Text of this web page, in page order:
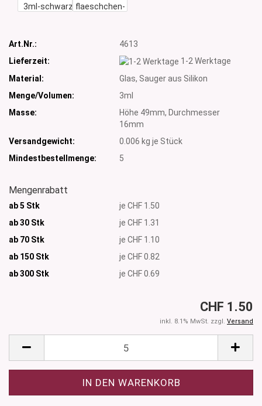
Art.Nr.:
4613
Lieferzeit:
1-2 Werktage
Material:
Glas, Sauger aus Silikon
Menge/Volumen:
3ml
Masse:
Höhe 49mm, Durchmesser
16mm
Versandgewicht:
0.006 kg je Stück
Mindestbestellmenge:
5
Mengenrabatt
ab 5 Stk
je CHF 1.50
ab 30 Stk
je CHF 1.31
ab 70 Stk
je CHF 1.10
ab 150 Stk
je CHF 0.82
ab 300 Stk je CHF 0.69
CHF 1.50
inkl. 8.1% MwSt. zzgl. Versand